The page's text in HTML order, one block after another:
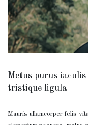
Metus purus
tristique ligula
Mauris ullamcorper felis